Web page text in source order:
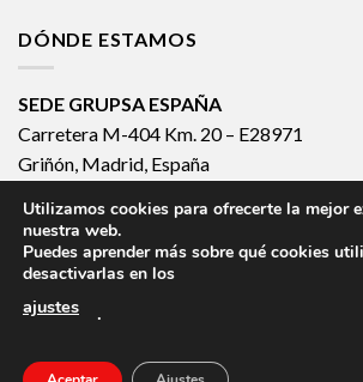
DÓNDE ESTAMOS
SEDE GRUPSA ESPAÑA
Carretera M-404 Km. 20 – E28971
Griñón, Madrid, España
Internacional +34 918 140 502
CLEAN SYSTEM
Utilizamos cookies para ofrecerte la mejor
nuestra web.
Puedes aprender más sobre qué cookies
desactivarlas en los
ajustes .